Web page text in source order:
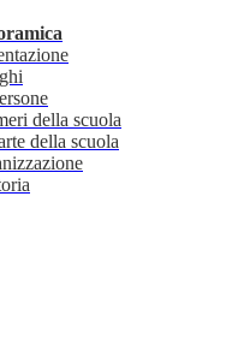
della scuola
della scuola